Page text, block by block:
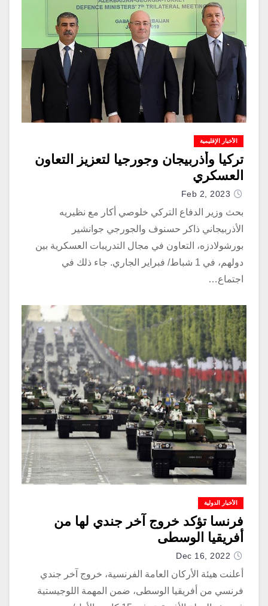
الأخبار الإقليمية
تركيا وأذربيجان وجورجيا لتعزيز التعاون
العسكري
Feb 2, 2023
بحث وزير الدفاع التركي خلوصي أكار مع نظيريه
الأذربيجاني ذاكر حسنوف والجورجي جوانشير
بورشولادزه، التعاون في مجال التدريبات العسكرية بين
دولهم، في 1 شباط/ فبراير الجاري. جاء ذلك في
اجتماع…
الأخبار الدولية
فرنسا تؤكد خروج آخر جندي لها من
أفريقيا الوسطى
Dec 16, 2022
أعلنت هيئة الأركان العامة الفرنسية، خروج آخر جندي
فرنسي من أفريقيا الوسطى، ضمن المهمة اللوجيستية